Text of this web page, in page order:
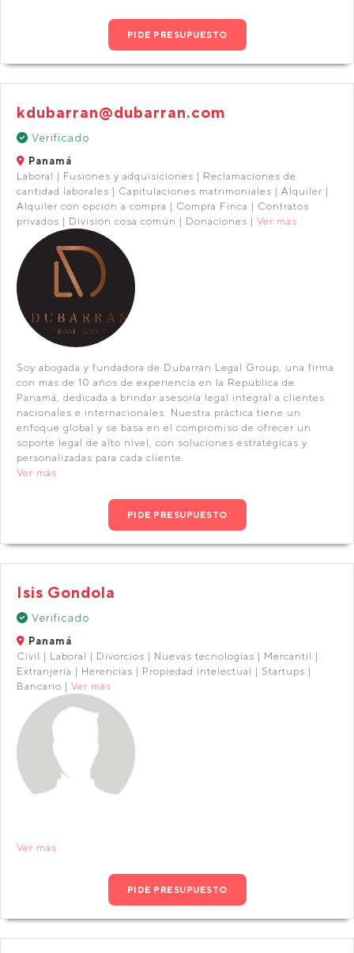
PIDE PRESUPUESTO
kdubarran@dubarran.com
Verificado
Panamá
Laboral | Fusiones y adquisiciones | Reclamaciones de
cantidad laborales | Capitulaciones matrimoniales | Alquiler |
Alquiler con opción a compra | Compra Finca | Contratos
privados | División cosa común | Donaciones | Ver más
Soy abogada y fundadora de Dubarrán Legal Group, una firma
con más de 10 años de experiencia en la República de
Panamá, dedicada a brindar asesoría legal integral a clientes
nacionales e internacionales. Nuestra práctica tiene un
enfoque global y se basa en el compromiso de ofrecer un
soporte legal de alto nivel, con soluciones estratégicas y
personalizadas para cada cliente.
Ver más
PIDE PRESUPUESTO
Isis Gondola
Verificado
Panamá
Civil | Laboral | Divorcios | Nuevas tecnologías | Mercantil |
Extranjería | Herencias | Propiedad intelectual | Startups |
Bancario | Ver más
Ver más
PIDE PRESUPUESTO